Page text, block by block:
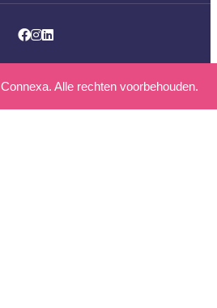
Facebook
Instagram
LinkedIn
Connexa. Alle rechten voorbehouden.